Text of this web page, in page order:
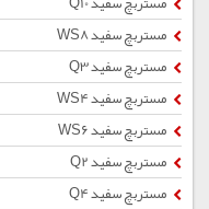
مستربچ سفید WS8
مستربچ سفید Q3
مستربچ سفید WS4
مستربچ سفید WS6
مستربچ سفید Q2
مستربچ سفید Q4